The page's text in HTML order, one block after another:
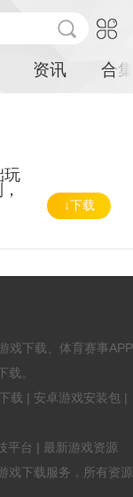
资讯 合
玩
↓下载
戏下载、体育赛事APP
载。
载 | 安卓游戏安装包 |
平台 | 最新游戏资源
戏下载服务，所有资源